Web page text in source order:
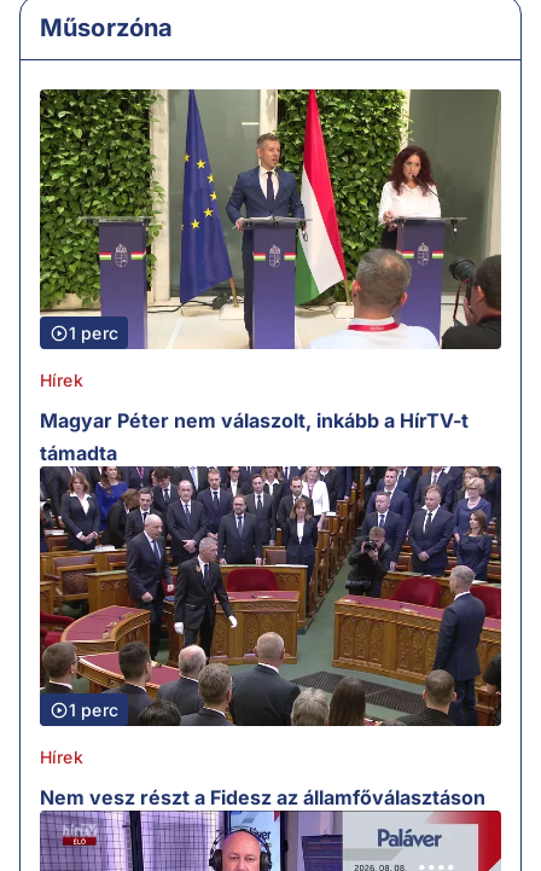
Műsorzóna
1 perc
Hírek
Magyar Péter nem válaszolt, inkább a HírTV-t
támadta
1 perc
Hírek
Nem vesz részt a Fidesz az államfőválasztáson